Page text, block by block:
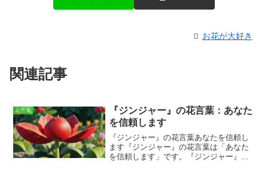
お花が大好き
関連記事
花言葉
『ジンジャー』の花言葉：あなた
を信頼します
『ジンジャー』の花言葉あなたを信頼し
ます 『ジンジャー』の花言葉は「あなた
を信頼します」です。『ジンジャー』は